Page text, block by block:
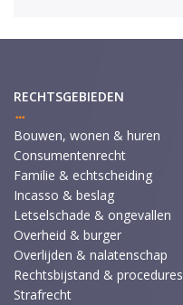
RECHTSGEBIEDEN
Bouwen, wonen & huren
Consumentenrecht
Familie & echtscheiding
Incasso & beslag
Letselschade & ongevallen
Overheid & burger
Overlijden & nalatenschap
Rechtsbijstand & procedures
Strafrecht